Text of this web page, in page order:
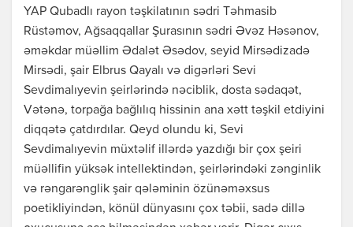
YAP Qubadlı rayon təşkilatının sədri Təhmasib
Rüstəmov, Ağsaqqallar Şurasının sədri Əvəz Həsənov,
əməkdar müəllim Ədalət Əsədov, seyid Mirsədizadə
Mirsədi, şair Elbrus Qayalı və digərləri Sevi
Sevdimalıyevin şeirlərində nəciblik, dosta sədaqət,
Vətənə, torpağa bağlılıq hissinin ana xətt təşkil etdiyini
diqqətə çatdırdılar. Qeyd olundu ki, Sevi
Sevdimalıyevin müxtəlif illərdə yazdığı bir çox şeiri
müəllifin yüksək intellektindən, şeirlərindəki zənginlik
və rəngarənglik şair qələminin özünəməxsus
poetikliyindən, könül dünyasını çox təbii, sadə dillə